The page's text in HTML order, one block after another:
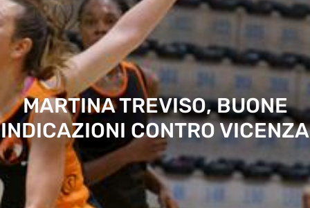
MARTINA TREVISO, BUONE
INDICAZIONI CONTRO VICENZA